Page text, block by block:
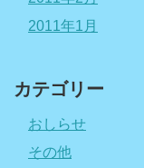
2011年1月
カテゴリー
おしらせ
その他